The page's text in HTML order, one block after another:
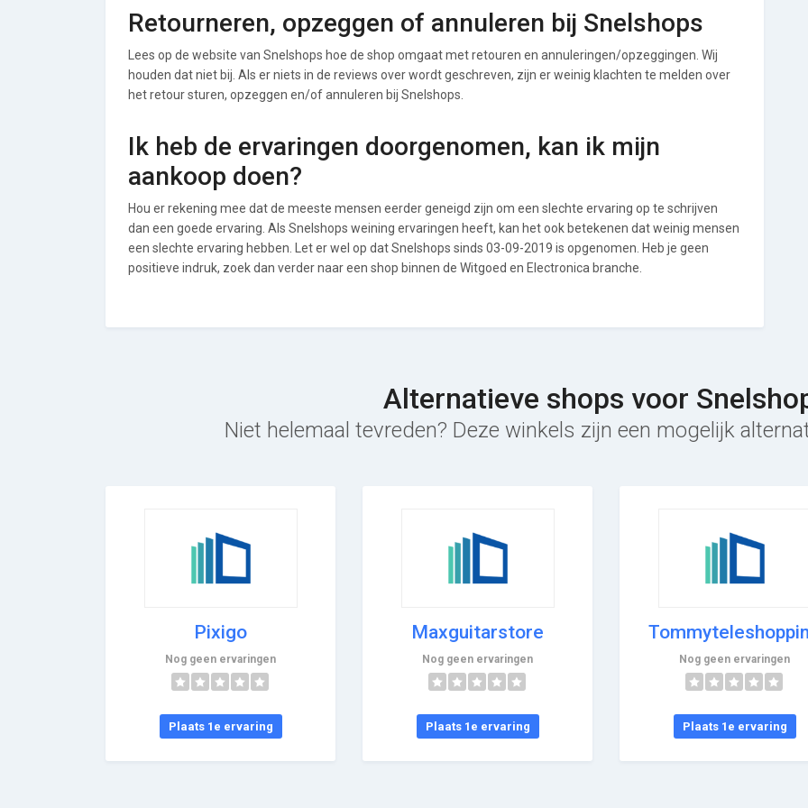
Retourneren, opzeggen of annuleren bij Snelshops
Lees op de website van Snelshops hoe de shop omgaat met retouren en annuleringen/opzeggingen. Wij
houden dat niet bij. Als er niets in de reviews over wordt geschreven, zijn er weinig klachten te melden over
het retour sturen, opzeggen en/of annuleren bij Snelshops.
Ik heb de ervaringen doorgenomen, kan ik mijn
aankoop doen?
Hou er rekening mee dat de meeste mensen eerder geneigd zijn om een slechte ervaring op te schrijven
dan een goede ervaring. Als Snelshops weining ervaringen heeft, kan het ook betekenen dat weinig mensen
een slechte ervaring hebben. Let er wel op dat Snelshops sinds 03-09-2019 is opgenomen. Heb je geen
positieve indruk, zoek dan verder naar een shop binnen de Witgoed en Electronica branche.
Alternatieve shops voor
Niet helemaal tevreden? Deze winkels zijn een mogelijk
Pixigo
Nog geen ervaringen
Plaats 1e ervaring
Maxguitarstore
Nog geen ervaringen
Plaats 1e ervaring
Nog geen ervaringen
Plaats 1e ervaring